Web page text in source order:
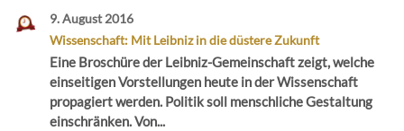
9. August 2016
Wissenschaft: Mit Leibniz in die düstere Zukunft
Eine Broschüre der Leibniz-Gemeinschaft zeigt, welche
einseitigen Vorstellungen heute in der Wissenschaft
propagiert werden. Politik soll menschliche Gestaltung
einschränken. Von...